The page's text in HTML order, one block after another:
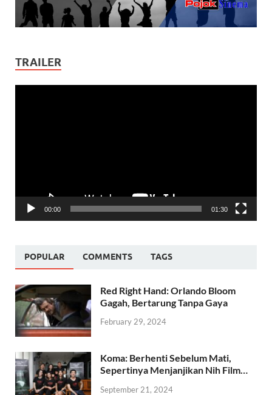
TRAILER
00:00 01:30
POPULAR COMMENTS TAGS
Red Right Hand: Orlando Bloom
Gagah, Bertarung Tanpa Gaya
February 29, 2024
Koma: Berhenti Sebelum Mati,
Sepertinya Menjanjikan Nih Film…
September 21, 2024